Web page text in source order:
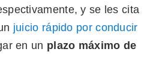
y se les cita
juicio rápido por conducir
en un plazo máximo de